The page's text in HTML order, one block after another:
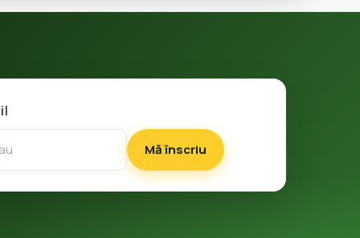
Mă înscriu